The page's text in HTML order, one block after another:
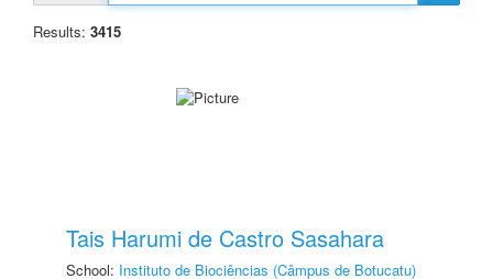
Results: 3415
Tais Harumi de Castro Sasahara
School: Instituto de Biociências (Câmpus de Botucatu)